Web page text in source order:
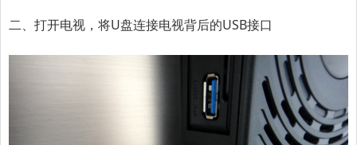
二、打开电视，将U盘连接电视背后的USB接口